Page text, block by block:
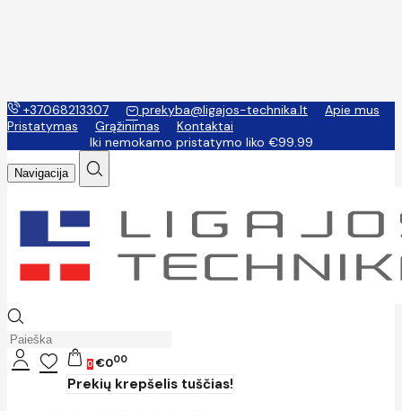
+37068213307 prekyba@ligajos-technika.lt
Apie mus
Pristatymas
Grąžinimas
Kontaktai
Iki nemokamo pristatymo liko €99.99
Navigacija
0 €000
Prekių krepšelis tuščias!